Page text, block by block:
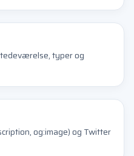
typer og
og:image) og Twitter